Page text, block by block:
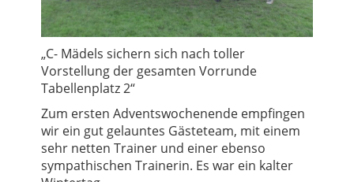
„C- Mädels sichern sich nach toller
Vorstellung der gesamten Vorrunde
Tabellenplatz 2“
Zum ersten Adventswochenende empfingen
wir ein gut gelauntes Gästeteam, mit einem
sehr netten Trainer und einer ebenso
sympathischen Trainerin. Es war ein kalter